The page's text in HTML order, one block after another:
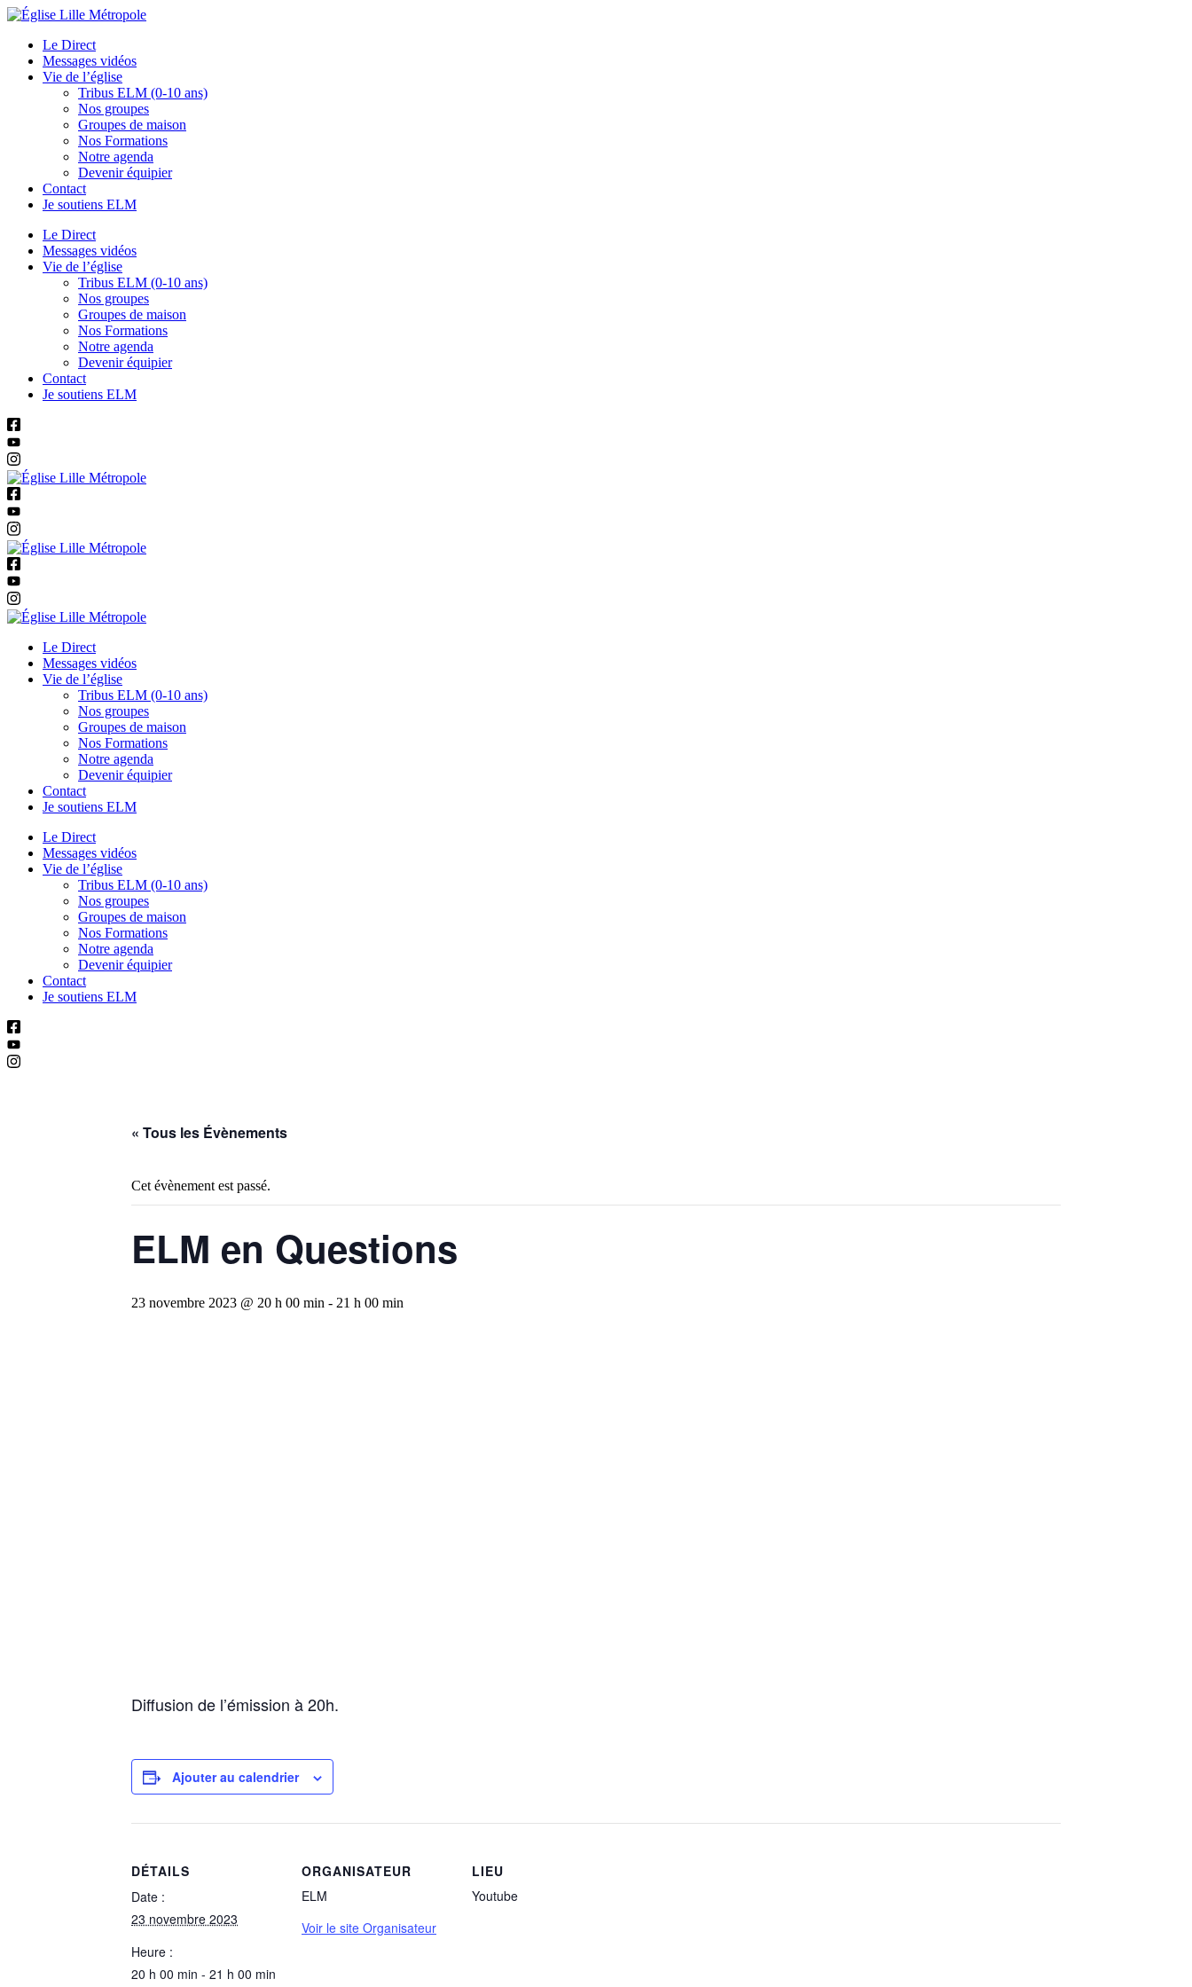
Le Direct
Messages vidéos
Vie de l’église
Tribus ELM (0-10 ans)
Nos groupes
Groupes de maison
Nos Formations
Notre agenda
Devenir équipier
Contact
Je soutiens ELM
Le Direct
Messages vidéos
Vie de l’église
Tribus ELM (0-10 ans)
Nos groupes
Groupes de maison
Nos Formations
Notre agenda
Devenir équipier
Contact
Je soutiens ELM
Le Direct
Messages vidéos
Vie de l’église
Tribus ELM (0-10 ans)
Nos groupes
Groupes de maison
Nos Formations
Notre agenda
Devenir équipier
Contact
Je soutiens ELM
Le Direct
Messages vidéos
Vie de l’église
Tribus ELM (0-10 ans)
Nos groupes
Groupes de maison
Nos Formations
Notre agenda
Devenir équipier
Contact
Je soutiens ELM
« Tous les Évènements
Cet évènement est passé.
ELM en Questions
23 novembre 2023 @ 20 h 00 min - 21 h 00 min
Diffusion de l’émission à 20h.
Ajouter au calendrier
DÉTAILS
Date :
23 novembre 2023
Heure :
20 h 00 min - 21 h 00 min
ORGANISATEUR
ELM
Voir le site Organisateur
LIEU
Youtube